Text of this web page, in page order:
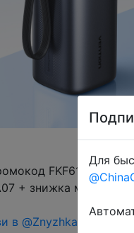
FKF618UA) +
+ знижка
в @ZnyzhkaUA
Для